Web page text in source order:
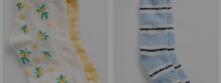
Camperas
Musculosas
Shorts
Camperas
Chalecos
Shorts
Camperas
Chalecos
Ropa interior
Camperas
Pijamas
Sets
Sets